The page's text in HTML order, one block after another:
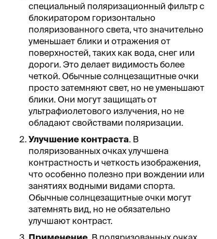
специальный поляризационный фильтр с
блокиратором горизонтально
поляризованного света, что значительно
уменьшает блики и отражения от
поверхностей, таких как вода, снег или
дороги. Это делает видимость более
четкой. Обычные солнцезащитные очки
просто затемняют свет, но не уменьшают
блики. Они могут защищать от
ультрафиолетового излучения, но не
обладают свойствами поляризации.
Улучшение контраста. В
поляризованных очках улучшена
контрастность и четкость изображения,
что особенно полезно при вождении или
занятиях водными видами спорта.
Обычные солнцезащитные очки могут
затемнять вид, но не обязательно
улучшают контраст.